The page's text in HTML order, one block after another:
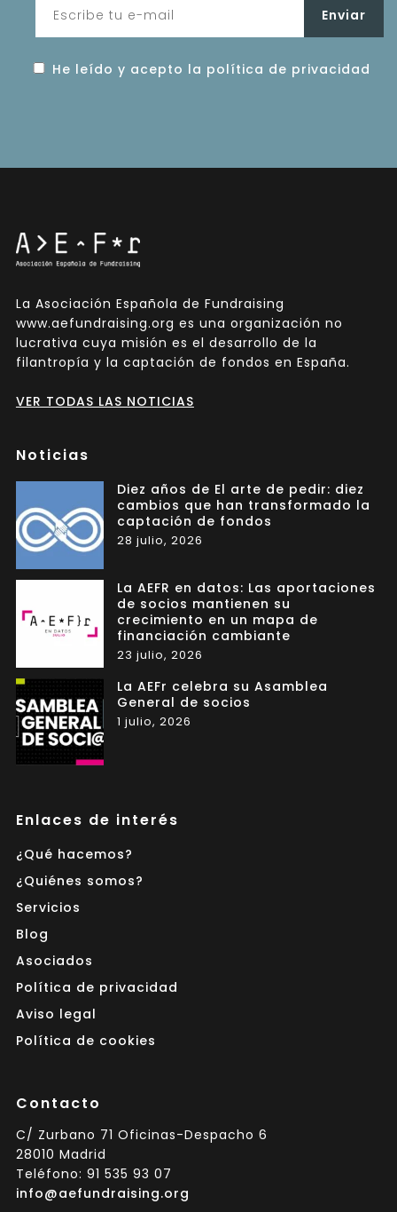
He leído y acepto la política de privacidad
La Asociación Española de Fundraising
www.aefundraising.org es una organización no
lucrativa cuya misión es el desarrollo de la
filantropía y la captación de fondos en España.
VER TODAS LAS NOTICIAS
Noticias
Diez años de El arte de pedir: diez
cambios que han transformado la
captación de fondos
28 julio, 2026
La AEFR en datos: Las aportaciones
de socios mantienen su
crecimiento en un mapa de
financiación cambiante
23 julio, 2026
La AEFr celebra su Asamblea
General de socios
1 julio, 2026
Enlaces de interés
¿Qué hacemos?
¿Quiénes somos?
Servicios
Blog
Asociados
Política de privacidad
Aviso legal
Política de cookies
Contacto
C/ Zurbano 71 Oficinas-Despacho 6
28010 Madrid
Teléfono: 91 535 93 07
info@aefundraising.org